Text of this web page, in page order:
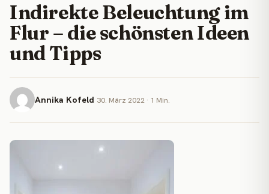
Indirekte Beleuchtung im
Flur – die schönsten Ideen
und Tipps
Annika Kofeld 30. März 2022 · 1 Min.